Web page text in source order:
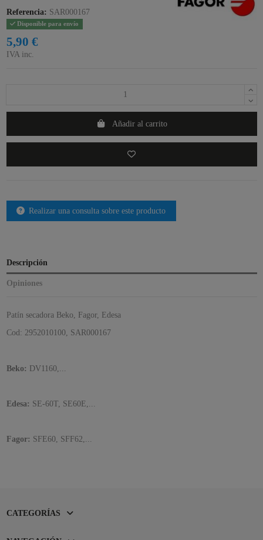
Referencia: SAR000167
Disponible para envío
5,90 €
IVA inc.
Añadir al carrito
Realizar una consulta sobre este producto
Descripción
Opiniones
Patín secadora Beko, Fagor, Edesa
Cod: 2952010100, SAR000167
Beko: DV1160,...
Edesa: SE-60T, SE60E,...
Fagor: SFE60, SFF62,...
CATEGORÍAS